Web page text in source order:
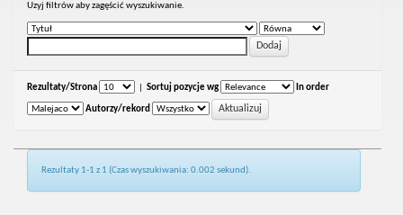
Uzyj filtrów aby zagęścić wyszukiwanie.
Rezultaty/Strona Sortuj pozycje wg In order
Autorzy/rekord
Rezultaty 1-1 z 1 (Czas wyszukiwania: 0.002 sekund).